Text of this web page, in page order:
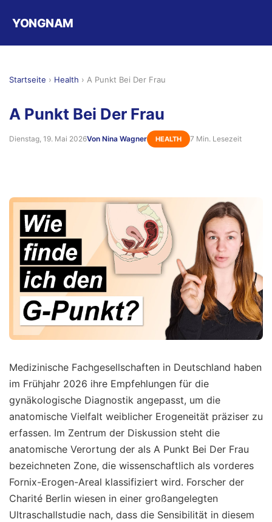
YONGNAM
Startseite › Health › A Punkt Bei Der Frau
A Punkt Bei Der Frau
Dienstag, 19. Mai 2026Von Nina Wagner HEALTH 7 Min. Lesezeit
Medizinische Fachgesellschaften in Deutschland haben
im Frühjahr 2026 ihre Empfehlungen für die
gynäkologische Diagnostik angepasst, um die
anatomische Vielfalt weiblicher Erogeneität präziser zu
erfassen. Im Zentrum der Diskussion steht die
anatomische Verortung der als A Punkt Bei Der Frau
bezeichneten Zone, die wissenschaftlich als vorderes
Fornix-Erogen-Areal klassifiziert wird. Forscher der
Charité Berlin wiesen in einer großangelegten
Ultraschallstudie nach, dass die Sensibilität in diesem